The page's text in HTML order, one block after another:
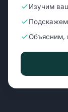
Изучим
Объясним,